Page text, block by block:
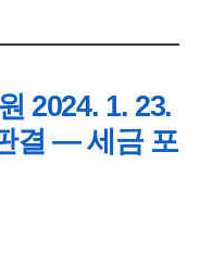
2024. 1. 23.
결 — 세금 포